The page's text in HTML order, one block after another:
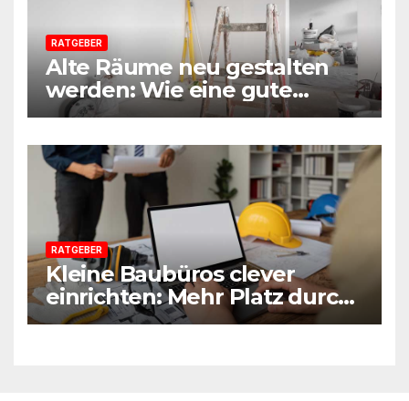
RATGEBER
Alte Räume neu gestalten
werden: Wie eine gute
Vorbereitung jede Sanierung
RATGEBER
Kleine Baubüros clever
einrichten: Mehr Platz durch
smarte Möbel